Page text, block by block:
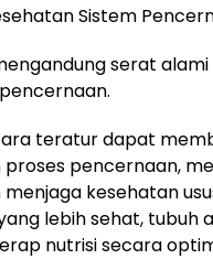
Sistem
serat
teratur dapat
pencernaan,
kesehatan
lebih sehat, tubuh
nutrisi secara